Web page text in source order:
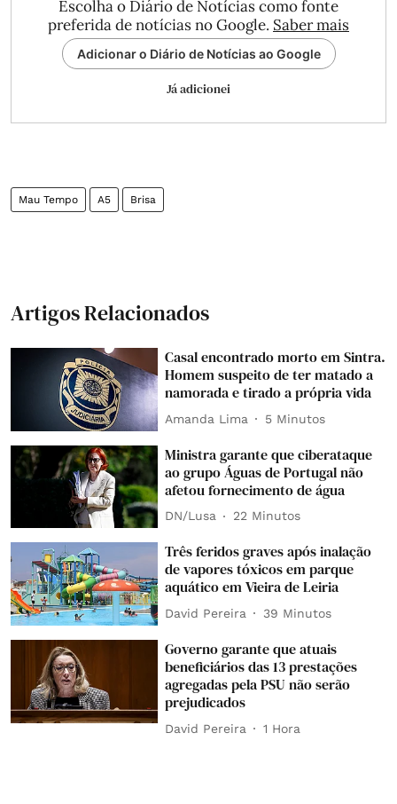
Escolha o Diário de Notícias como fonte
preferida de notícias no Google. Saber mais
Adicionar o Diário de Notícias ao Google
Já adicionei
Mau Tempo A5 Brisa
Artigos Relacionados
Casal encontrado morto em Sintra.
Homem suspeito de ter matado a
namorada e tirado a própria vida
Amanda Lima 5 Minutos
Ministra garante que ciberataque
ao grupo Águas de Portugal não
afetou fornecimento de água
DN/Lusa 22 Minutos
Três feridos graves após inalação
de vapores tóxicos em parque
aquático em Vieira de Leiria
David Pereira 39 Minutos
Governo garante que atuais
beneficiários das 13 prestações
agregadas pela PSU não serão
prejudicados
David Pereira 1 Hora